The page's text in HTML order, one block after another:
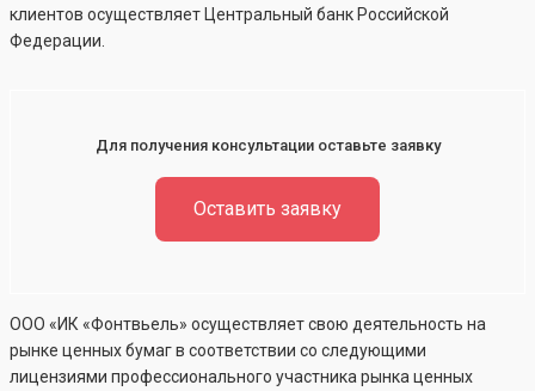
клиентов осуществляет Центральный банк Российской
Федерации.
Для получения консультации оставьте заявку
Оставить заявку
ООО «ИК «Фонтвьель» осуществляет свою деятельность на
рынке ценных бумаг в соответствии со следующими
лицензиями профессионального участника рынка ценных